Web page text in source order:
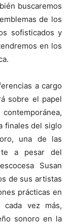
buscaremos
de los
sofisticados y
en los
a cargo
sobre el papel
finales del siglo
una de las
a pesar del
Susan
de sus artistas
prácticas en
cada vez más,
sonoro en la